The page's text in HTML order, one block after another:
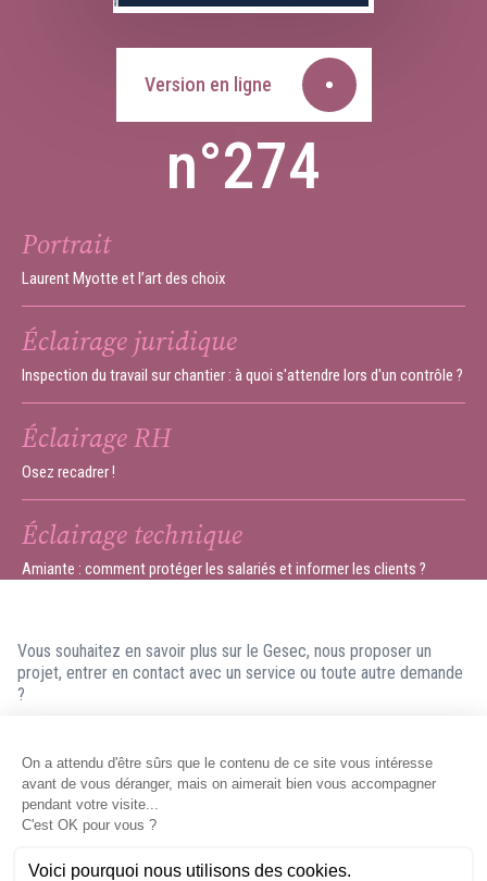
Version en ligne
n°274
Portrait
Laurent Myotte et l’art des choix
Éclairage juridique
Inspection du travail sur chantier : à quoi s'attendre lors d'un contrôle ?
Éclairage RH
Osez recadrer !
Éclairage technique
Amiante : comment protéger les salariés et informer les clients ?
Vous souhaitez en savoir plus sur le Gesec, nous proposer un
projet, entrer en contact avec un service ou toute autre demande
?
répondre dans les meilleurs délais.